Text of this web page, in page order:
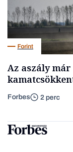
Forint
Az aszály
Forbes 2 perc